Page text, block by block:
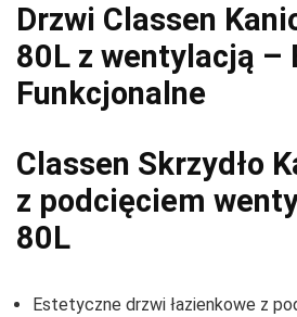
Drzwi Classen
80L z wentylacją –
Funkcjonalne
Classen Skrzydło
z podcięciem
80L
Estetyczne drzwi łazienkowe z